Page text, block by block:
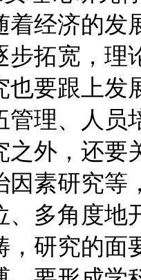
着经济的发
步拓宽，理
也要跟上
管理、人员
之外，还
因素研究等
、多角度地
，研究的面